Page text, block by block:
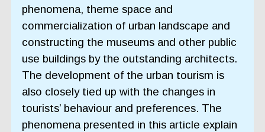
phenomena, theme space and
commercialization of urban landscape and
constructing the museums and other public
use buildings by the outstanding architects.
The development of the urban tourism is
also closely tied up with the changes in
tourists’ behaviour and preferences. The
phenomena presented in this article explain